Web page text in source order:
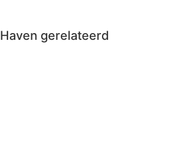
Haven gerelateerd